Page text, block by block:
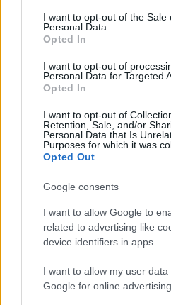
consent section.
I want to opt-out of the Sale
Personal Data.
Opted In
I want to opt-out of
Personal Data for Targeted
Opted In
I want to opt-out of
Retention, Sale, and/or
Personal Data that Is
Purposes for which it was
Opted Out
Google consents
I want to allow Google to
related to advertising like
device identifiers in apps.
I want to allow my user
Google for online
janeiro-i, kijevi, zágrábi,
versenyprogramjukba.
országában volt
megtalálhatók külföldi és hazai
a Budapesti Metropolitan
A 60. Annecy Nemzetközi
áprilisban online rendezik meg.
ANNECY NEMZETKÖZI ANIMÁCIÓS